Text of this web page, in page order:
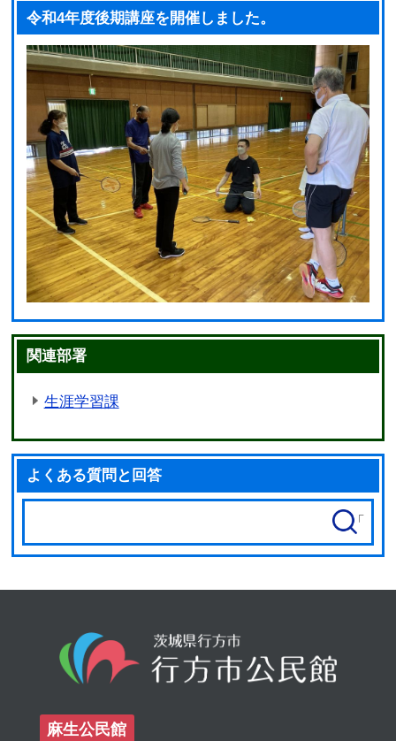
令和4年度後期講座を開催しました。
関連部署
生涯学習課
よくある質問と回答
麻生公民館